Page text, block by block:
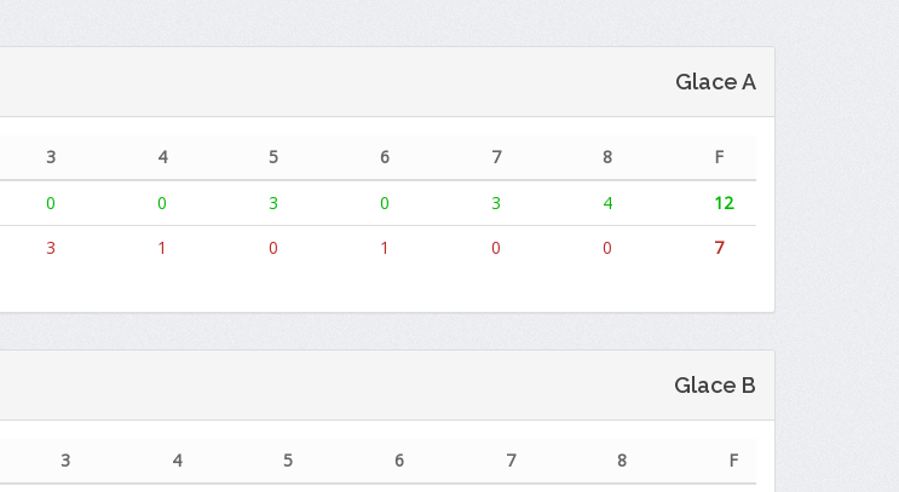
Glace A
3 4 5 6 7 8
F
0 0 3 0 3 4
12
3 1 0 1 0 0 7
Glace B
3 4 5 6 7 8
F